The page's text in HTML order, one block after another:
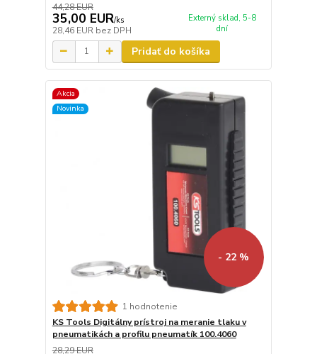
44,28 EUR
35,00 EUR/ks
28,46 EUR bez DPH
Externý sklad, 5-8
dní
Pridať do košíka
Akcia
Novinka
- 22 %
1 hodnotenie
KS Tools Digitálny prístroj na meranie tlaku v
pneumatikách a profilu pneumatík 100.4060
28,29 EUR